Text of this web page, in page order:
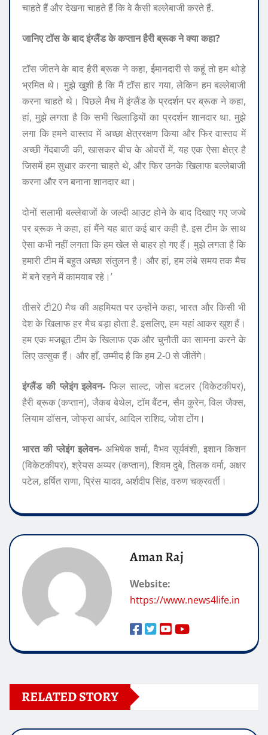
चाहते हैं और देखना चाहते हैं कि वे कैसी बल्लेबाजी करते हैं.
जानिए टॉस के बाद इंग्लैंड के कप्तान हैरी ब्रूक ने क्या कहा?
टॉस जीतने के बाद हैरी ब्रूक ने कहा, ईमानदारी से कहूं तो हम थोड़े
भ्रमित थे। मुझे खुशी है कि मैं टॉस हार गया, लेकिन हम बल्लेबाजी
करना चाहते थे। पिछले मैच में इंग्लैंड के प्रदर्शन पर ब्रूक ने कहा,
हां, मुझे लगता है कि सभी खिलाड़ियों का प्रदर्शन शानदार था. मुझे
लगा कि हमने वास्तव में अच्छा क्षेत्ररक्षण किया और फिर वास्तव में
अच्छी गेंदबाजी की, खासकर बीच के ओवरों में, यह एक ऐसा क्षेत्र है
जिसमें हम सुधार करना चाहते थे, और फिर उनके खिलाफ बल्लेबाजी
करना और रन बनाना शानदार था।
दोनों सलामी बल्लेबाजों के जल्दी आउट होने के बाद दिखाए गए जज्बे
पर ब्रूक ने कहा, हां मैंने यह बात कई बार कही है. इस टीम के साथ
ऐसा कभी नहीं लगता कि हम खेल से बाहर हो गए हैं। मुझे लगता है कि
हमारी टीम में बहुत अच्छा संतुलन है। और हां, हम लंबे समय तक मैच
में बने रहने में कामयाब रहे।’
तीसरे टी20 मैच की अहमियत पर उन्होंने कहा, भारत और किसी भी
देश के खिलाफ हर मैच बड़ा होता है. इसलिए, हम यहां आकर खुश हैं।
हम एक मजबूत टीम के खिलाफ एक और चुनौती का सामना करने के
लिए उत्सुक हैं। और हाँ, उम्मीद है कि हम 2-0 से जीतेंगे।
इंग्लैंड की प्लेइंग इलेवन- फिल साल्ट, जोस बटलर (विकेटकीपर),
हैरी ब्रूक (कप्तान), जैकब बेथेल, टॉम बैंटन, सैम कुरेन, विल जैक्स,
लियाम डॉसन, जोफ्रा आर्चर, आदिल राशिद, जोश टोंग।
भारत की प्लेइंग इलेवन-अभिषेक शर्मा, वैभव सूर्यवंशी, इशान किशन
(विकेटकीपर), श्रेयस अय्यर (कप्तान), शिवम दुबे, तिलक वर्मा, अक्षर
पटेल, हर्षित राणा, प्रिंस यादव, अर्शदीप सिंह, वरुण चक्रवर्ती।
Aman Raj
Website:
https://www.news4life.in
RELATED STORY